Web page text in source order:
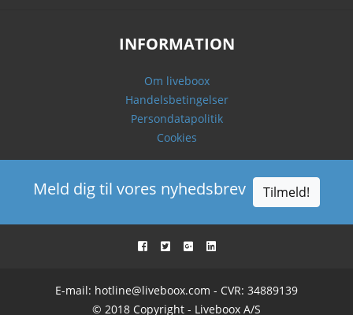
INFORMATION
Om liveboox
Handelsbetingelser
Persondatapolitik
Cookies
Meld dig til vores nyhedsbrev Tilmeld!
E-mail: hotline@liveboox.com - CVR: 34889139
© 2018 Copyright - Liveboox A/S